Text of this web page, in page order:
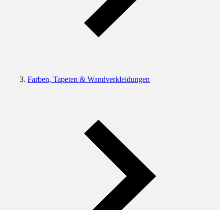
Farben, Tapeten & Wandverkleidungen